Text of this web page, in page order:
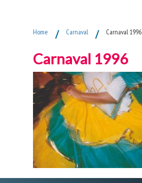
Home / Carnaval / Carnaval 1996
Carnaval 1996